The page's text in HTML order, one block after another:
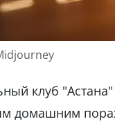
клуб
домашним